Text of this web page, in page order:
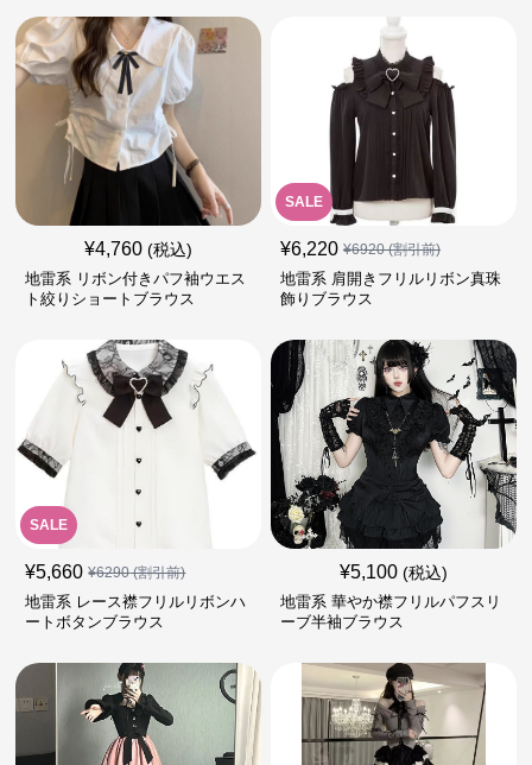
¥4,760 (税込)
地雷系 リボン付きパフ袖ウエス
ト絞りショートブラウス
SALE
¥6,220 ¥6920(割引前)
地雷系 肩開きフリルリボン真珠
飾りブラウス
SALE
¥5,660 ¥6290(割引前)
地雷系 レース襟フリルリボンハ
ートボタンブラウス
¥5,100 (税込)
地雷系 華やか襟フリルパフスリ
ーブ半袖ブラウス